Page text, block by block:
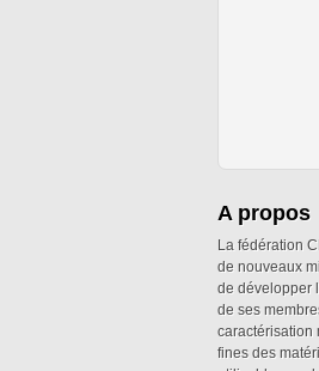
A propos
La fédération
de nouveaux
de développer
de ses
caractérisation
fines des